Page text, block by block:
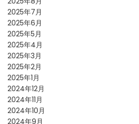
2025年7月
2025年6月
2025年5月
2025年4月
2025年3月
2025年2月
2025年1月
2024年12月
2024年11月
2024年10月
2024年9月